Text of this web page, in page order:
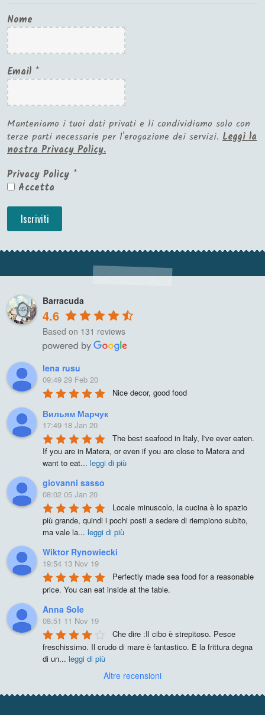
Nome
Email *
Manteniamo i tuoi dati privati e li condividiamo solo con
terze parti necessarie per l'erogazione dei servizi. Leggi la
nostra Privacy Policy.
Privacy Policy *
Accetta
Barracuda
4.6
Based on 131 reviews
lena rusu
09:49 29 Feb 20
Nice decor, good food
Вильям Марчук
17:49 18 Jan 20
The best seafood in Italy, I've ever eaten.
If you are in Matera, or even if you are close to Matera and
want to eat... leggi di più
giovanni sasso
08:02 05 Jan 20
Locale minuscolo, la cucina è lo spazio
più grande, quindi i pochi posti a sedere di riempiono subito,
ma vale la... leggi di più
Wiktor Rynowiecki
19:54 13 Nov 19
Perfectly made sea food for a reasonable
price. You can eat inside at the table.
Anna Sole
08:51 11 Nov 19
Che dire :Il cibo è strepitoso. Pesce
freschissimo. Il crudo di mare è fantastico. È la frittura degna
di un... leggi di più
Altre recensioni